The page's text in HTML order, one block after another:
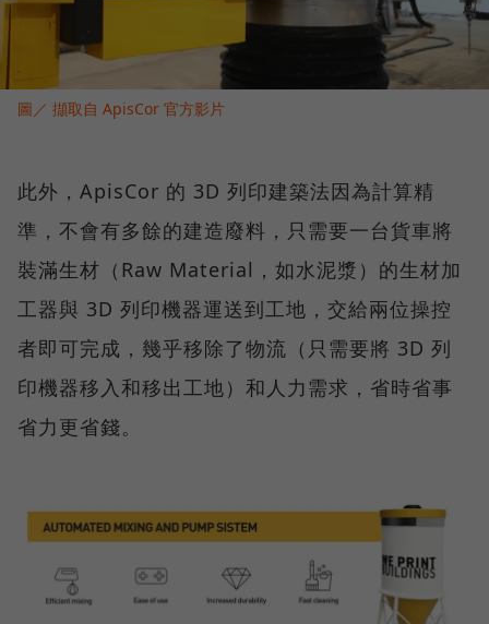
圖／ 擷取自 ApisCor 官方影片
此外，ApisCor 的 3D 列印建築法因為計算精
準，不會有多餘的建造廢料，只需要一台貨車將
裝滿生材（Raw Material，如水泥漿）的生材加
工器與 3D 列印機器運送到工地，交給兩位操控
者即可完成，幾乎移除了物流（只需要將 3D 列
印機器移入和移出工地）和人力需求，省時省事
省力更省錢。